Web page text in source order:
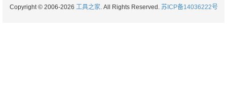
Copyright © 2006-2026 工具之家. All Rights Reserved. 苏ICP备14036222号